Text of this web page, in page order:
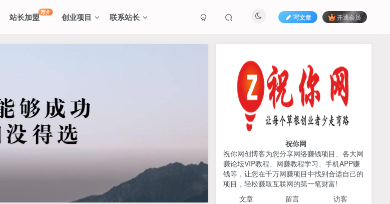
站长加盟荐介 创业项目 联系站长 写文章 开通会员
425人已阅读
2026姜胡说流量&商业设计，把流量转化
为留量，设计自己的商业模...
TOP1
AI编程出海实战课：10分钟
速建AI网站+支付登陆对接，
掌握出海全流程
6个月前 425人已阅读
TOP2
祝你网
祝你网创博客为您分享网络赚钱项目、各大网
赚论坛VIP教程、网赚教程学习、手机APP赚
钱等，让您在千万网赚项目中找到合适自己的
项目，轻松赚取互联网的第一笔财富!
文章 留言 访客